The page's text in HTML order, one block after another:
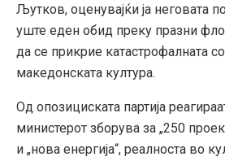
Љутков, оценувајќи ја неговата
уште еден обид преку празни
да се прикрие катастрофалната
македонската култура.
Од опозициската партија
министерот зборува за „250
и „нова енергија“, реалноста во